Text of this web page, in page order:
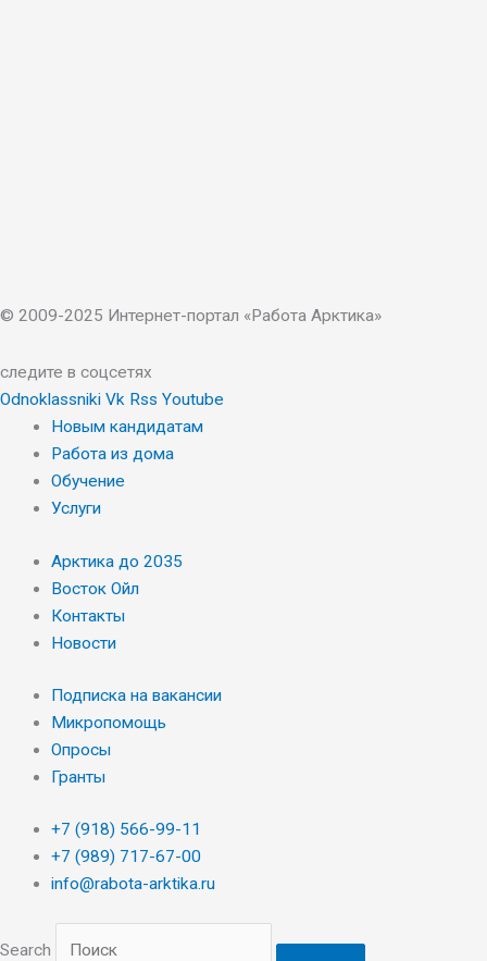
© 2009-2025 Интернет-портал «Работа Арктика»
следите в соцсетях
Odnoklassniki Vk Rss Youtube
Новым кандидатам
Работа из дома
Обучение
Услуги
Арктика до 2035
Восток Ойл
Контакты
Новости
Подписка на вакансии
Микропомощь
Опросы
Гранты
+7 (918) 566-99-11
+7 (989) 717-67-00
info@rabota-arktika.ru
Search